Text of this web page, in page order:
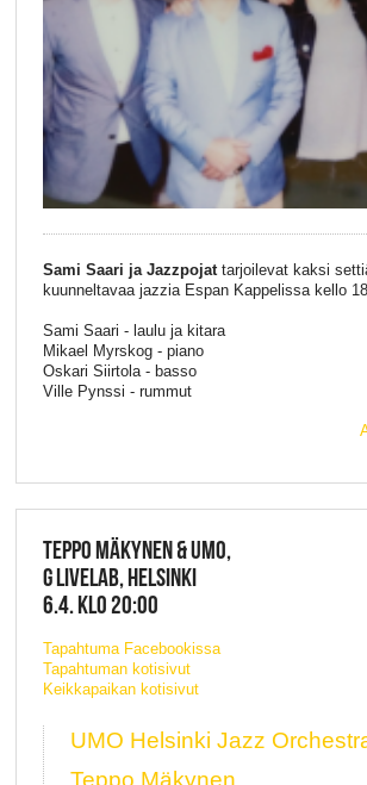
Sami Saari ja Jazzpojattarjoilevat kaksi
kuunneltavaa jazzia Espan Kappelissa kello
Sami Saari - laulu ja kitara
Mikael Myrskog - piano
Oskari Siirtola - basso
Ville Pynssi - rummut
TEPPO MÄKYNEN & UMO,
G LIVELAB, HELSINKI
6.4. KLO 20:00
Tapahtuma Facebookissa
Tapahtuman kotisivut
Keikkapaikan kotisivut
UMO Helsinki Jazz